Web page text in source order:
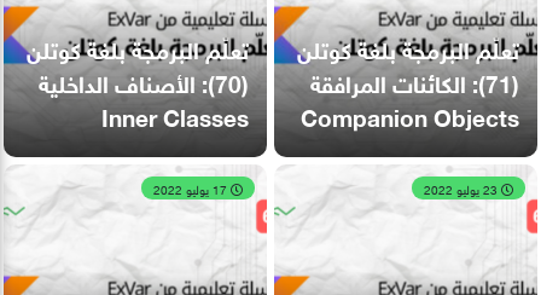
تعلّم البرمجة بلغة كوتلن
(71): الكائنات المرافقة
Companion Objects
تعلّم البرمجة بلغة كوتلن
(70): الأصناف الداخلية
Inner Classes